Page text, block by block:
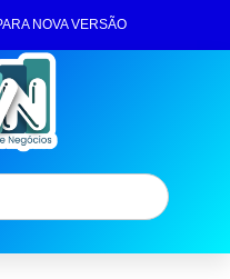
NOVA VERSÃO